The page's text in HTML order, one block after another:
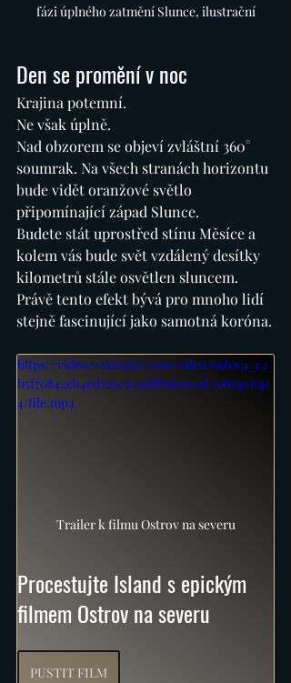
fázi úplného zatmění Slunce, ilustrační
Den se promění v noc
Krajina potemní.
Ne však úplně.
Nad obzorem se objeví zvláštní 360°
soumrak. Na všech stranách horizontu
bude vidět oranžové světlo
připomínající západ Slunce.
Budete stát uprostřed stínu Měsíce a
kolem vás bude svět vzdálený desítky
kilometrů stále osvětlen sluncem.
Právě tento efekt bývá pro mnoho lidí
stejně fascinující jako samotná koróna.
https://video.wixstatic.com/video/6af0c4_c2
b5f70842eb4ed7a7c50268f8ab0e0d/1080p/mp
4/file.mp4
Trailer k filmu Ostrov na severu
Procestujte Island s epickým
filmem Ostrov na severu
PUSTIT FILM